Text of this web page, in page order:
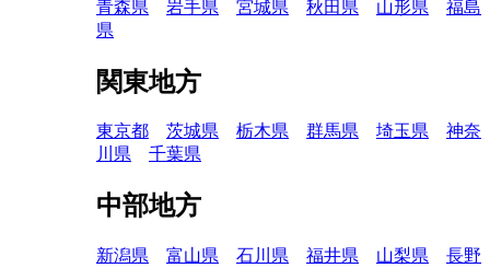
青森県 岩手県 宮城県 秋田県 山形県
福島
県
関東地方
東京都 茨城県 栃木県 群馬県 埼玉県
神奈
川県
千葉県
中部地方
新潟県 富山県 石川県 福井県 山梨県
長野